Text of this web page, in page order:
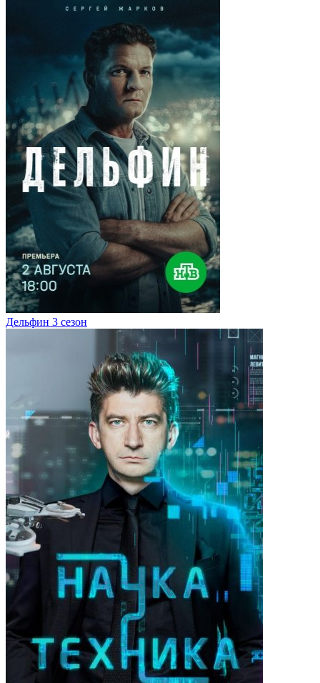
Дельфин 3 сезон